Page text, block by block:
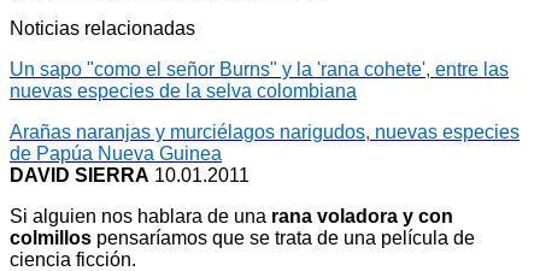
Noticias relacionadas
Un sapo "como el señor Burns" y la 'rana cohete', entre las
nuevas especies de la selva colombiana
Arañas naranjas y murciélagos narigudos, nuevas especies
de Papúa Nueva Guinea
DAVID SIERRA 10.01.2011
Si alguien nos hablara de una rana voladora y con
colmillos pensaríamos que se trata de una película de
ciencia ficción.